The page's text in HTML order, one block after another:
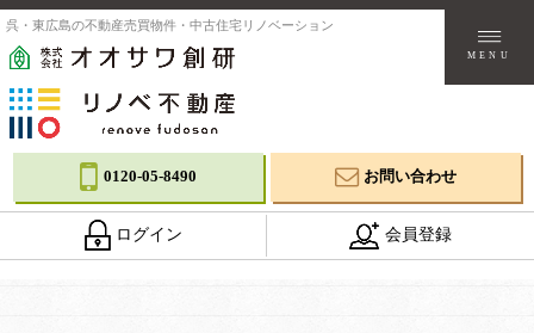
呉・東広島の不動産売買物件・中古住宅リノベーション
MENU
0120-05-8490 お問い合わせ
ログイン 会員登録